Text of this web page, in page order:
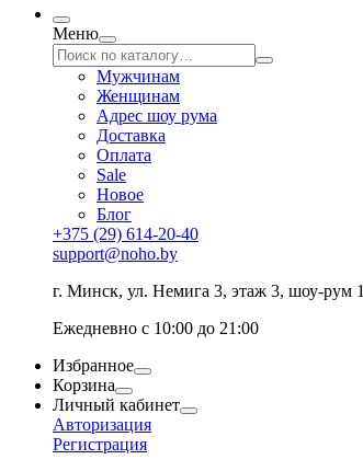
Меню
Мужчинам
Женщинам
Адрес шоу рума
Доставка
Оплата
Sale
Новое
Блог
+375 (29) 614-20-40
support@noho.by
г. Минск, ул. Немига 3, этаж 3, шоу-рум
Ежедневно с 10:00 до 21:00
Избранное
Корзина
Личный кабинет
Авторизация
Регистрация